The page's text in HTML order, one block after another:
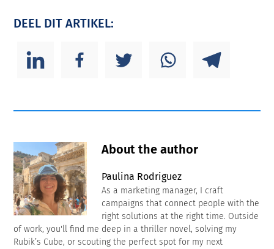
DEEL DIT ARTIKEL:
About the author
Paulina Rodriguez
As a marketing manager, I craft
campaigns that connect people with the
right solutions at the right time. Outside
of work, you'll find me deep in a thriller novel, solving my
Rubik’s Cube, or scouting the perfect spot for my next